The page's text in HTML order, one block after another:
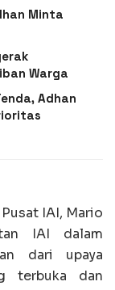
Minta
Warga
Adhan
IAI, Mario
IAI dalam
dari upaya
terbuka dan